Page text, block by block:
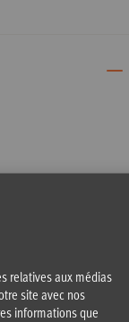
relatives aux médias
site avec nos
informations que